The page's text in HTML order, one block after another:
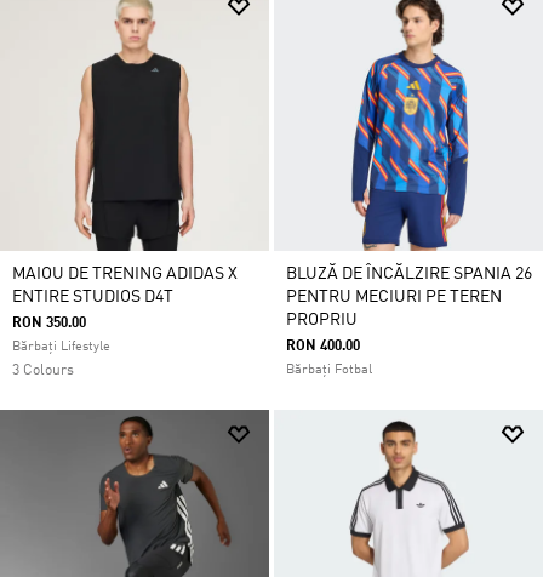
MAIOU DE TRENING ADIDAS X
ENTIRE STUDIOS D4T
RON 350.00
Bărbați Lifestyle
3 Colours
BLUZĂ DE ÎNCĂLZIRE SPANIA 26
PENTRU MECIURI PE TEREN
PROPRIU
RON 400.00
Bărbați Fotbal